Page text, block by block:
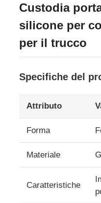
Custodia
silicone per
per il trucco
Specifiche del
Attributo
Forma
Materiale
Caratteristiche